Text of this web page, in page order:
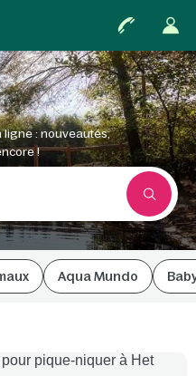
ligne : nouveautés,
!
Aqua Mundo